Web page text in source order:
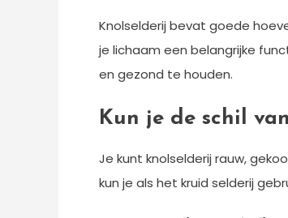
Knolselderij bevat goede
je lichaam een belangrijke
en gezond te houden.
Kun je de schil
Je kunt knolselderij rauw,
kun je als het kruid selderij